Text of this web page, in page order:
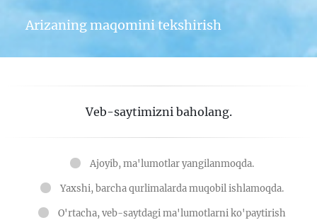
Arizaning maqomini tekshirish
Veb-saytimizni baholang.
Ajoyib, ma'lumotlar yangilanmoqda.
Yaxshi, barcha qurlimalarda muqobil ishlamoqda.
O'rtacha, veb-saytdagi ma'lumotlarni ko'paytirish